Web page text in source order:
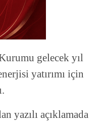
gelecek yıl
yatırımı için
yazılı açıklamada